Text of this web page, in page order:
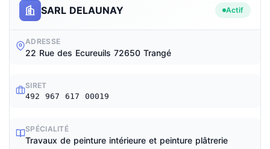
SARL DELAUNAY Actif
ADRESSE
22 Rue des Ecureuils 72650 Trangé
SIRET
492 967 617 00019
SPÉCIALITÉ
Travaux de peinture intérieure et peinture plâtrerie